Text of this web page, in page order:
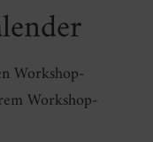
Workshop-
Workshop-